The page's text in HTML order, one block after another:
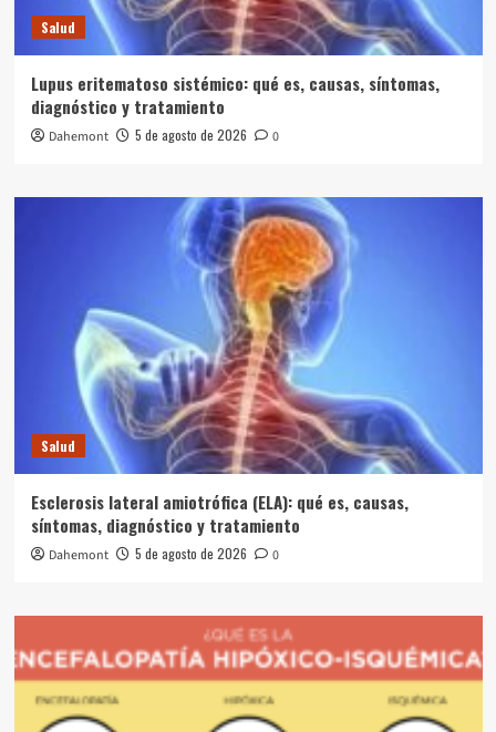
Salud
Lupus eritematoso sistémico: qué es, causas, síntomas,
diagnóstico y tratamiento
Dahemont 5 de agosto de 2026 0
Salud
Esclerosis lateral amiotrófica (ELA): qué es, causas,
síntomas, diagnóstico y tratamiento
Dahemont 5 de agosto de 2026 0